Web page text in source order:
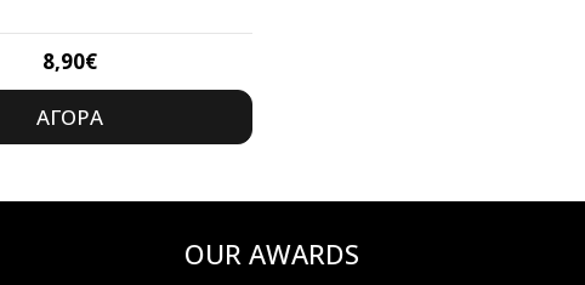
8,90€
ΑΓΟΡΆ
OUR AWARDS